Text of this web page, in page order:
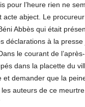
pour l’heure rien ne
acte abject. Le
Abbès qui était
déclarations à la presse
le courant de
dans la placette du
et demander que la
auteurs de ce meurtre.